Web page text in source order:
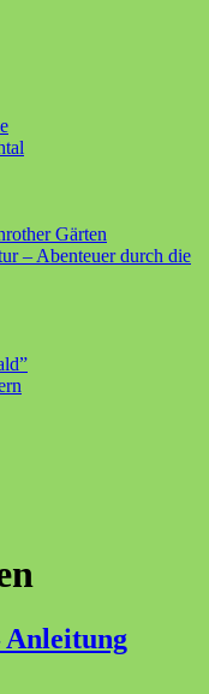
Gärten
– Abenteuer durch die
Anleitung